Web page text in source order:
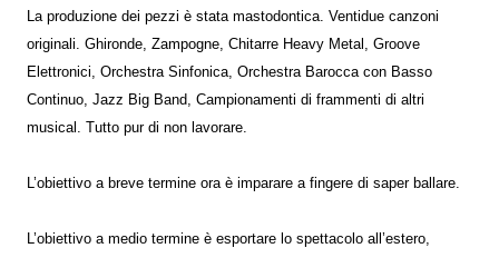
La produzione dei pezzi è stata mastodontica. Ventidue canzoni
originali. Ghironde, Zampogne, Chitarre Heavy Metal, Groove
Elettronici, Orchestra Sinfonica, Orchestra Barocca con Basso
Continuo, Jazz Big Band, Campionamenti di frammenti di altri
musical. Tutto pur di non lavorare.
L’obiettivo a breve termine ora è imparare a fingere di saper ballare.
L’obiettivo a medio termine è esportare lo spettacolo all’estero,